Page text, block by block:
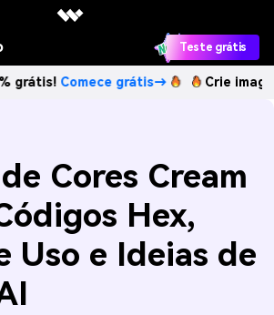
Teste grátis
grátis→ Crie imagens com
Cores Cream
Hex,
Uso e Ideias de